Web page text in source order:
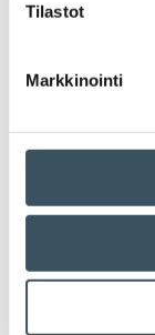
Tilastot
Markkinointi
kiertotalous
kuluttaja